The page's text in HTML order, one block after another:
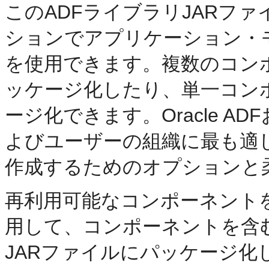
このADFライブラリJARファ
ションでアプリケーション
を使用できます。複数のコ
ッケージ化したり、単一コ
ージ化できます。Oracle
よびユーザーの組織に最も
作成するためのオプション
再利用可能なコンポーネント
用して、コンポーネントを
JARファイルにパッケージ化